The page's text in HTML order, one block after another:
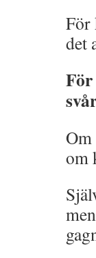
För
det
Om
om